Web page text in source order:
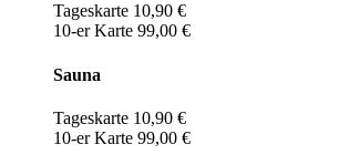
Tageskarte 10,90 €
10-er Karte 99,00 €
Sauna
Tageskarte 10,90 €
10-er Karte 99,00 €